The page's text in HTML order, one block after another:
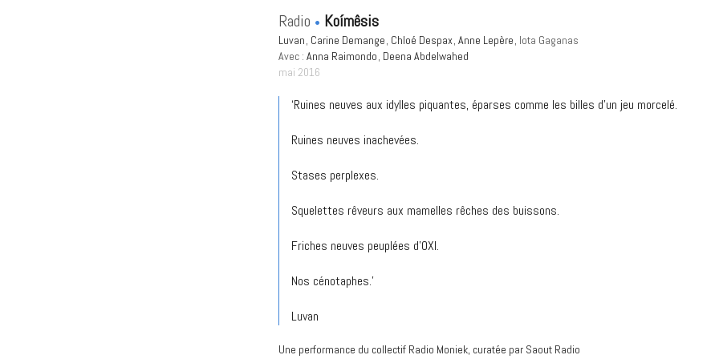
Radio Koímêsis
Luvan Carine Demange Chloé Despax Anne Lepère Iota Gaganas
Avec : Anna Raimondo Deena Abdelwahed
mai 2016
‘Ruines neuves aux idylles piquantes, éparses comme les billes d’un jeu morcelé.
Ruines neuves inachevées.
Stases perplexes.
Squelettes rêveurs aux mamelles rêches des buissons.
Friches neuves peuplées d’OXI.
Nos cénotaphes.’
Luvan
Une performance du collectif Radio Moniek, curatée par Saout Radio